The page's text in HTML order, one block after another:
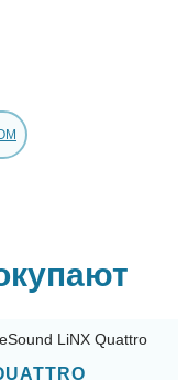
LiNX Quattro